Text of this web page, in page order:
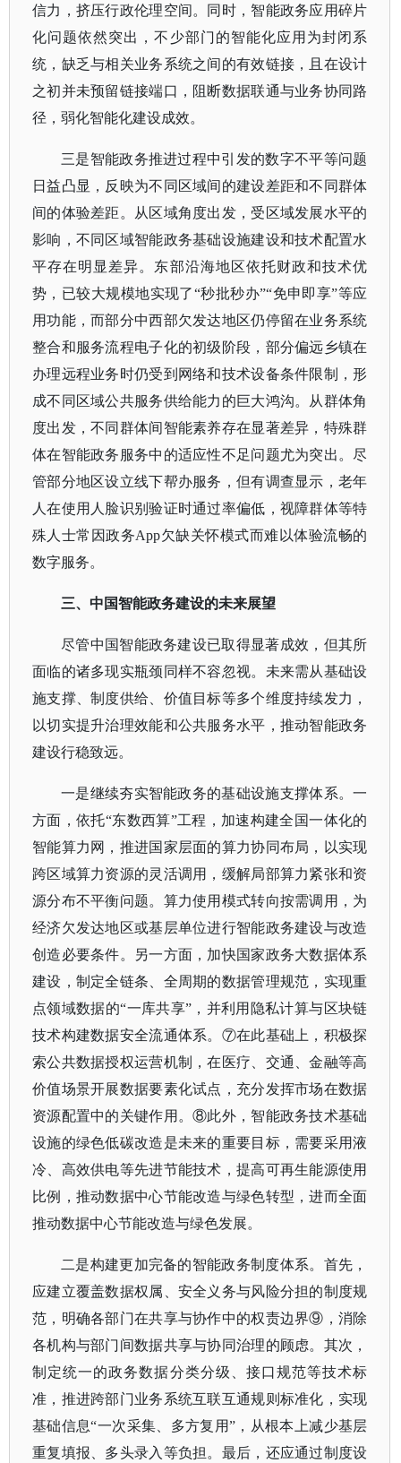
信力，挤压行政伦理空间。同时，智能政务应用碎片
化问题依然突出，不少部门的智能化应用为封闭系
统，缺乏与相关业务系统之间的有效链接，且在设计
之初并未预留链接端口，阻断数据联通与业务协同路
径，弱化智能化建设成效。
三是智能政务推进过程中引发的数字不平等问题
日益凸显，反映为不同区域间的建设差距和不同群体
间的体验差距。从区域角度出发，受区域发展水平的
影响，不同区域智能政务基础设施建设和技术配置水
平存在明显差异。东部沿海地区依托财政和技术优
势，已较大规模地实现了“秒批秒办”“免申即享”等应
用功能，而部分中西部欠发达地区仍停留在业务系统
整合和服务流程电子化的初级阶段，部分偏远乡镇在
办理远程业务时仍受到网络和技术设备条件限制，形
成不同区域公共服务供给能力的巨大鸿沟。从群体角
度出发，不同群体间智能素养存在显著差异，特殊群
体在智能政务服务中的适应性不足问题尤为突出。尽
管部分地区设立线下帮办服务，但有调查显示，老年
人在使用人脸识别验证时通过率偏低，视障群体等特
殊人士常因政务App欠缺关怀模式而难以体验流畅的
数字服务。
三、 中国智能政务建设的未来展望
尽管中国智能政务建设已取得显著成效，但其所
面临的诸多现实瓶颈同样不容忽视。未来需从基础设
施支撑、制度供给、价值目标等多个维度持续发力，
以切实提升治理效能和公共服务水平，推动智能政务
建设行稳致远。
一是继续夯实智能政务的基础设施支撑体系。一
方面，依托“东数西算”工程，加速构建全国一体化的
智能算力网，推进国家层面的算力协同布局 ，以实现
跨区域算力资源的灵活调用，缓解局部算力紧张和资
源分布不平衡问题。算力使用模式转向按需调用，为
经济欠发达地区或基层单位进行智能政务建设与改造
创造必要条件。另一方面，加快国家政务大数据体系
建设，制定全链条、全周期的数据管理规范，实现重
点领域数据的“一库共享”，并利用隐私计算与区块链
技术构建数据安全流通体系。⑦在此基础上，积极探
索公共数据授权运营机制，在医疗、交通、金融等高
价值场景开展数据要素化试点，充分发挥市场在数据
资源配置中的关键作用。⑧此外，智能政务技术基础
设施的绿色低碳改造是未来的重要目标，需要采用液
冷、高效供电等先进节能技术，提高可再生能源使用
比例，推动数据中心节能改造与绿色转型，进而全面
推动数据中心节能改造与绿色发展。
二是构建更加完备的智能政务制度体系。首先，
应建立覆盖数据权属、安全义务与风险分担的制度规
范，明确各部门在共享与协作中的权责边界⑨，消除
各机构与部门间数据共享与协同治理的顾虑。其次，
制定统一的政务数据分类分级、接口规范等技术标
准，推进跨部门业务系统互联互通规则标准化，实现
基础信息“一次采集、多方复用”，从根本上减少基层
重复填报、多头录入等负担。最后，还应通过制度设